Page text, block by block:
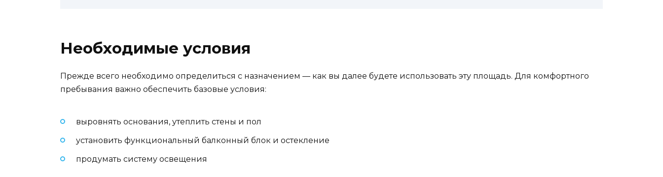
Необходимые условия
Прежде всего необходимо определиться с назначением — как вы далее будете использовать эту площадь. Для комфортного
пребывания важно обеспечить базовые условия:
выровнять основания, утеплить стены и пол
установить функциональный балконный блок и остекление
продумать систему освещения